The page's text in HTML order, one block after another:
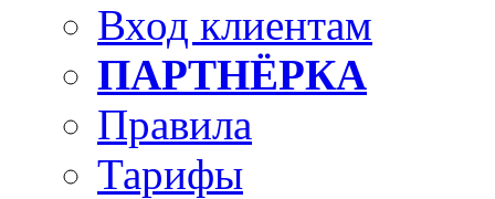
Вход клиентам
ПАРТНЁРКА
Правила
Тарифы